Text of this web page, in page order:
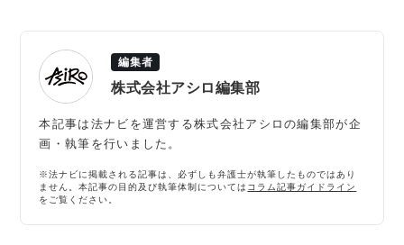
編集者
株式会社アシロ編集部
本記事は法ナビを運営する株式会社アシロの編集部が企
画・執筆を行いました。
※法ナビに掲載される記事は、必ずしも弁護士が執筆したものではあり
ません。本記事の目的及び執筆体制については コラム記事ガイドライン
をご覧ください。